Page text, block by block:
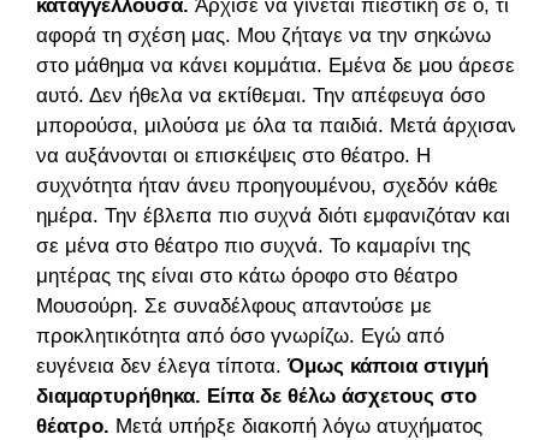
καταγγέλλουσα. Άρχισε να γίνεται πιεστική σε ό, τι
αφορά τη σχέση μας. Μου ζήταγε να την σηκώνω
στο μάθημα να κάνει κομμάτια. Εμένα δε μου άρεσε
αυτό. Δεν ήθελα να εκτίθεμαι. Την απέφευγα όσο
μπορούσα, μιλούσα με όλα τα παιδιά. Μετά άρχισαν
να αυξάνονται οι επισκέψεις στο θέατρο. Η
συχνότητα ήταν άνευ προηγουμένου, σχεδόν κάθε
ημέρα. Την έβλεπα πιο συχνά διότι εμφανιζόταν και
σε μένα στο θέατρο πιο συχνά. Το καμαρίνι της
μητέρας της είναι στο κάτω όροφο στο θέατρο
Μουσούρη. Σε συναδέλφους απαντούσε με
προκλητικότητα από όσο γνωρίζω. Εγώ από
ευγένεια δεν έλεγα τίποτα.Όμως κάποια στιγμή
διαμαρτυρήθηκα. Είπα δε θέλω άσχετους στο
θέατρο. Μετά υπήρξε διακοπή λόγω ατυχήματος